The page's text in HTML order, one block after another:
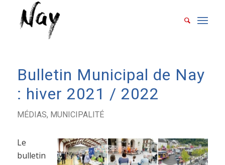
Bulletin Municipal de Nay
: hiver 2021 / 2022
MÉDIAS, MUNICIPALITÉ
Le
bulletin